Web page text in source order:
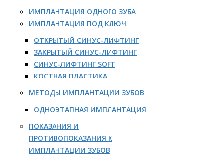
ИМПЛАНТАЦИЯ ОДНОГО ЗУБА
ИМПЛАНТАЦИЯ ПОД КЛЮЧ
ОТКРЫТЫЙ СИНУС-ЛИФТИНГ
ЗАКРЫТЫЙ СИНУС-ЛИФТИНГ
СИНУС-ЛИФТИНГ SOFT
КОСТНАЯ ПЛАСТИКА
МЕТОДЫ ИМПЛАНТАЦИИ ЗУБОВ
ОДНОЭТАПНАЯ ИМПЛАНТАЦИЯ
ПОКАЗАНИЯ И
ПРОТИВОПОКАЗАНИЯ К
ИМПЛАНТАЦИИ ЗУБОВ